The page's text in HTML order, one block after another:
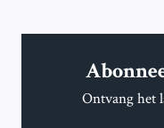
GEEN
TE
Ontvang het